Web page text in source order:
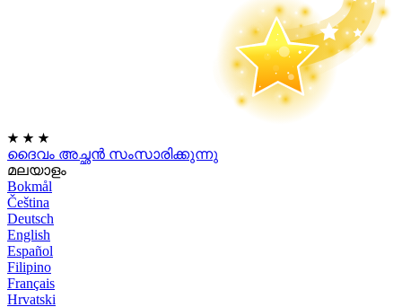
★ ★ ★
ദൈവം അച്ഛൻ സംസാരിക്കുന്നു
മലയാളം
Bokmål
Čeština
Deutsch
English
Español
Filipino
Français
Hrvatski